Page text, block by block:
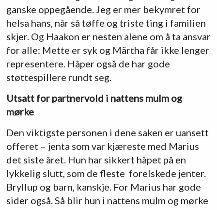
ganske oppegående. Jeg er mer bekymret for
helsa hans, når så tøffe og triste ting i familien
skjer. Og Haakon er nesten alene om å ta ansvar
for alle: Mette er syk og Märtha får ikke lenger
representere. Håper også de har gode
støttespillere rundt seg.
Utsatt for partnervold i nattens mulm og
mørke
Den viktigste personen i dene saken er uansett
offeret – jenta som var kjæreste med Marius
det siste året. Hun har sikkert håpet på en
lykkelig slutt, som de fleste forelskede jenter.
Bryllup og barn, kanskje. For Marius har gode
sider også. Så blir hun i nattens mulm og mørke